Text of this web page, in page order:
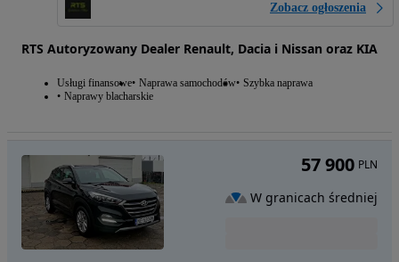
Zobacz ogłoszenia
RTS Autoryzowany Dealer Renault, Dacia i Nissan oraz KIA
Usługi finansowe Naprawa samochodów Szybka naprawa
Naprawy blacharskie
57 900 PLN
W granicach średniej